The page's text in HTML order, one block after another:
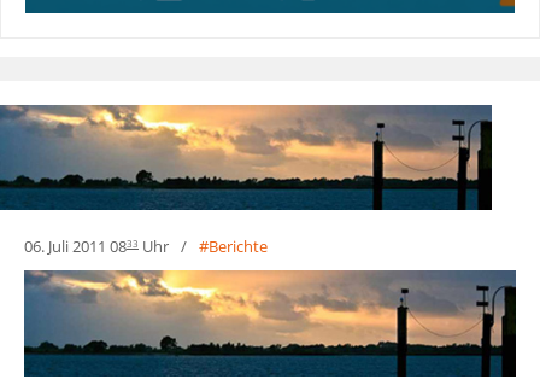
06. Juli 2011 0833 Uhr Berichte